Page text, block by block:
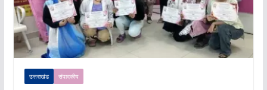
उत्तराखंड संपादकीय